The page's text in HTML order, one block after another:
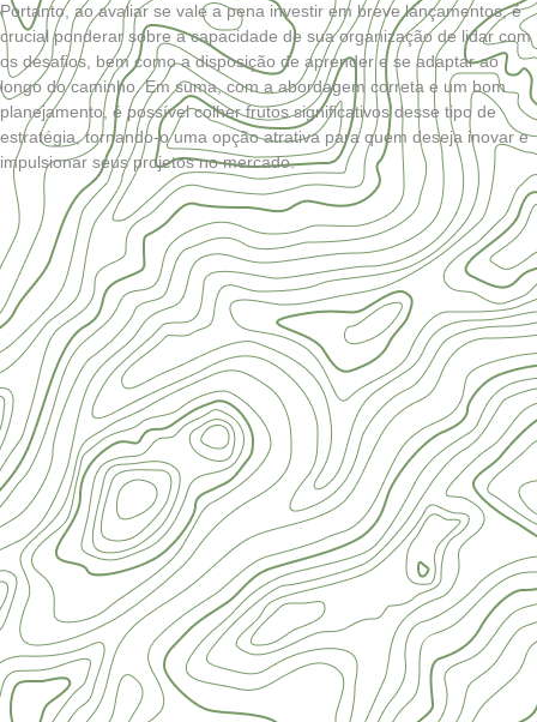
Portanto, ao avaliar se vale a pena investir em breve lançamentos, é
crucial ponderar sobre a capacidade de sua organização de lidar com
os desafios, bem como a disposição de aprender e se adaptar ao
longo do caminho. Em suma, com a abordagem correta e um bom
planejamento, é possível colher frutos significativos desse tipo de
estratégia, tornando-o uma opção atrativa para quem deseja inovar e
impulsionar seus projetos no mercado.